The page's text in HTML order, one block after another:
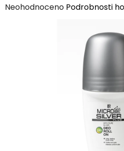
Průměrné
Neohodnoceno Podrobnosti